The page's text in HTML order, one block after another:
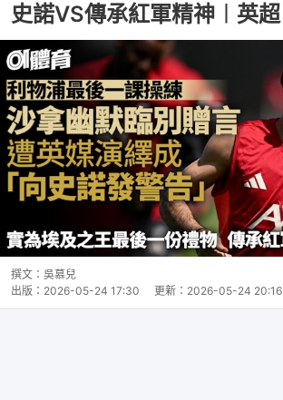
史諾VS傳承紅軍精神︱英超
撰文： 吳慕兒
出版： 2026-05-24 17:30 更新： 2026-05-24 20:16